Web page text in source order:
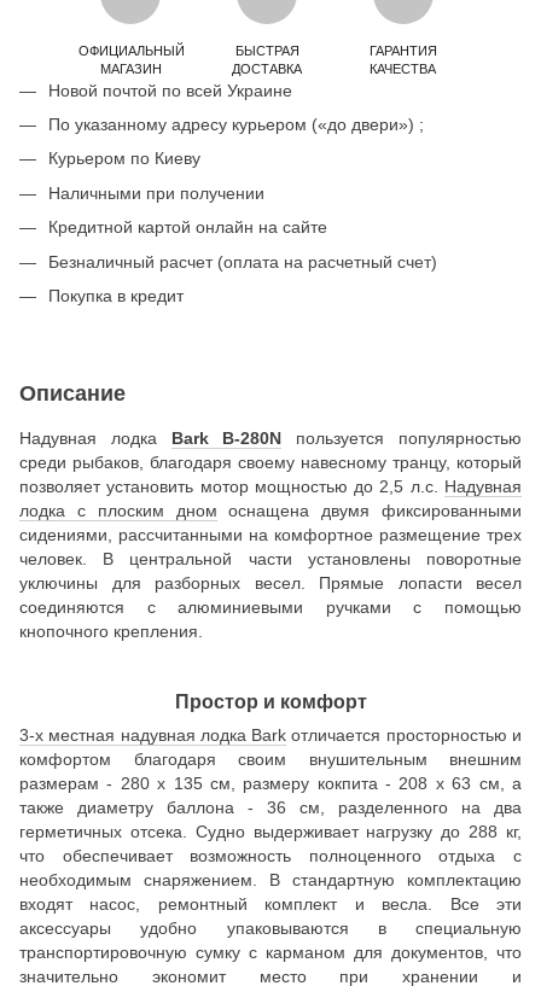
ОФИЦИАЛЬНЫЙ
МАГАЗИН
БЫСТРАЯ
ДОСТАВКА
ГАРАНТИЯ
КАЧЕСТВА
Новой почтой по всей Украине
По указанному адресу курьером («до двери») ;
Курьером по Киеву
Наличными при получении
Кредитной картой онлайн на сайте
Безналичный расчет (оплата на расчетный счет)
Покупка в кредит
Описание
Надувная лодка Bark B-280N пользуется популярностью
среди рыбаков, благодаря своему навесному транцу, который
позволяет установить мотор мощностью до 2,5 л.с. Надувная
лодка с плоским дном оснащена двумя фиксированными
сидениями, рассчитанными на комфортное размещение трех
человек. В центральной части установлены поворотные
уключины для разборных весел. Прямые лопасти весел
соединяются с алюминиевыми ручками с помощью
кнопочного крепления.
Простор и комфорт
3-х местная надувная лодка Bark отличается просторностью и
комфортом благодаря своим внушительным внешним
размерам - 280 х 135 см, размеру кокпита - 208 х 63 см, а
также диаметру баллона - 36 см, разделенного на два
герметичных отсека. Судно выдерживает нагрузку до 288 кг,
что обеспечивает возможность полноценного отдыха с
необходимым снаряжением. В стандартную комплектацию
входят насос, ремонтный комплект и весла. Все эти
аксессуары удобно упаковываются в специальную
транспортировочную сумку с карманом для документов, что
значительно экономит место при хранении и